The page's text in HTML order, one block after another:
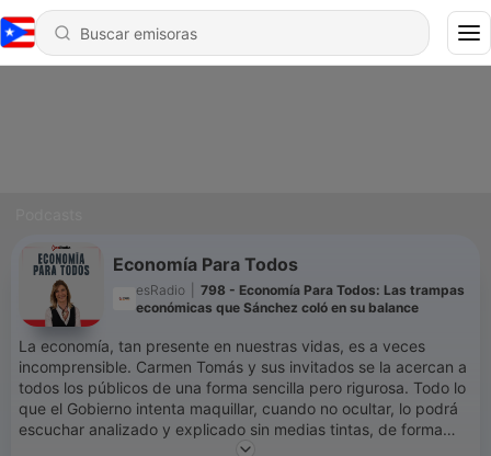
Economía Para Todos
esRadio
798 - Economía Para Todos: Las trampas
económicas que Sánchez coló en su balance
La economía, tan presente en nuestras vidas, es a veces
incomprensible. Carmen Tomás y sus invitados se la acercan a
todos los públicos de una forma sencilla pero rigurosa. Todo lo
que el Gobierno intenta maquillar, cuando no ocultar, lo podrá
escuchar analizado y explicado sin medias tintas, de forma